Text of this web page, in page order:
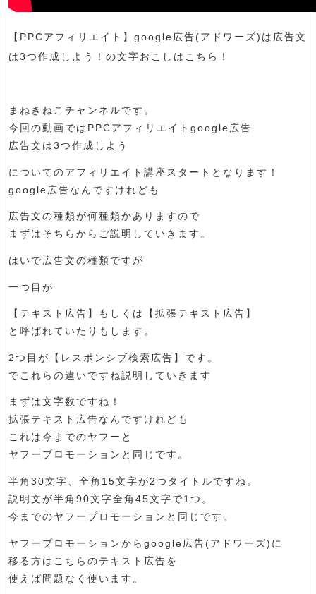
【PPCアフィリエイト】google広告(アドワーズ)は広告文
は3つ作成しよう！の文字おこしはこちら！
まねきねこチャンネルです。
今回の動画ではPPCアフィリエイトgoogle広告
広告文は3つ作成しよう
についてのアフィリエイト講座スタートとなります！
google広告なんですけれども
広告文の種類が何種類かありますので
まずはそちらからご説明していきます。
はいで広告文の種類ですが
一つ目が
【テキスト広告】もしくは【拡張テキスト広告】
と呼ばれていたりもします。
2つ目が【レスポンシブ検索広告】です。
でこれらの違いですね説明していきます
まずは文字数ですね！
拡張テキスト広告なんですけれども
これは今までのヤフーと
ヤフープロモーションと同じです。
半角30文字、全角15文字が2つタイトルですね。
説明文が半角90文字全角45文字で1つ。
今までのヤフープロモーションと同じです。
ヤフープロモーションからgoogle広告(アドワーズ)に
移る方はこちらのテキスト広告を
使えば問題なく使います。